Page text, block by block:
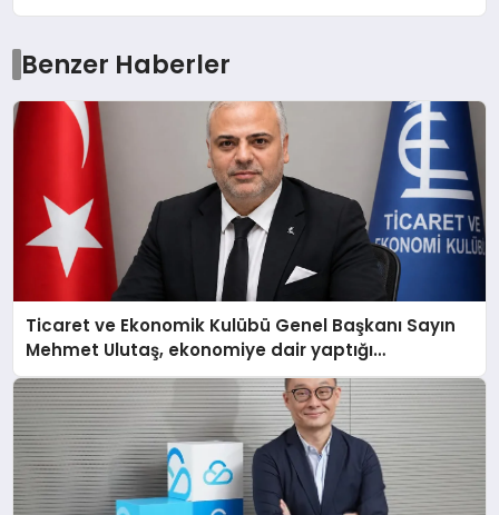
Benzer Haberler
Ticaret ve Ekonomik Kulübü Genel Başkanı Sayın
Mehmet Ulutaş, ekonomiye dair yaptığı
açıklamada şunları kaydetti: